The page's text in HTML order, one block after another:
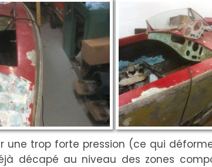
trop forte pression (ce qui
décapé au niveau des zones